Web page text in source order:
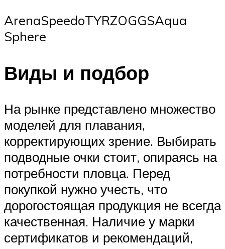
ArenaSpeedoTYRZOGGSAqua
Sphere
Виды и подбор
На рынке представлено множество
моделей для плавания,
корректирующих зрение. Выбирать
подводные очки стоит, опираясь на
потребности пловца. Перед
покупкой нужно учесть, что
дорогостоящая продукция не всегда
качественная. Наличие у марки
сертификатов и рекомендаций,